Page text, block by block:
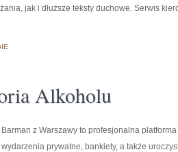
jak i dłuższe teksty duchowe. Serwis
Alkoholu
Barman z Warszawy to profesjonalna
wydarzenia prywatne, bankiety, a także